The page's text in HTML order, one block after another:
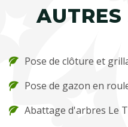
AUTRES
Pose de clôture et
Pose de gazon en
Abattage d'arbres Le